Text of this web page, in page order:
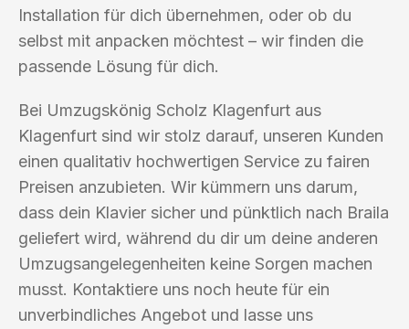
Installation für dich übernehmen, oder ob du
selbst mit anpacken möchtest – wir finden die
passende Lösung für dich.
Bei Umzugskönig Scholz Klagenfurt aus
Klagenfurt sind wir stolz darauf, unseren Kunden
einen qualitativ hochwertigen Service zu fairen
Preisen anzubieten. Wir kümmern uns darum,
dass dein Klavier sicher und pünktlich nach Braila
geliefert wird, während du dir um deine anderen
Umzugsangelegenheiten keine Sorgen machen
musst. Kontaktiere uns noch heute für ein
unverbindliches Angebot und lasse uns